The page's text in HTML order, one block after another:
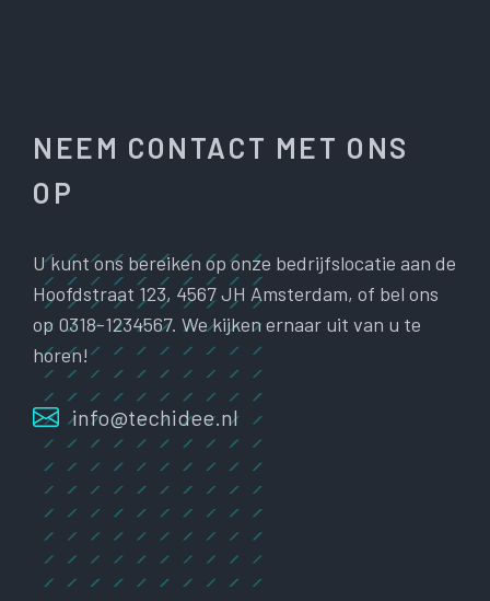
NEEM CONTACT MET ONS
OP
U kunt ons bereiken op onze bedrijfslocatie aan de
Hoofdstraat 123, 4567 JH Amsterdam, of bel ons
op 0318-1234567. We kijken ernaar uit van u te
horen!
info@techidee.nl